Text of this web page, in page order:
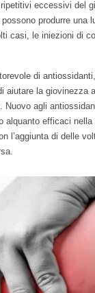
eccessivi del
produrre una
casi, le iniezioni di
di
aiutare la giovinezza
agli
alquanto efficaci
l’aggiunta di delle